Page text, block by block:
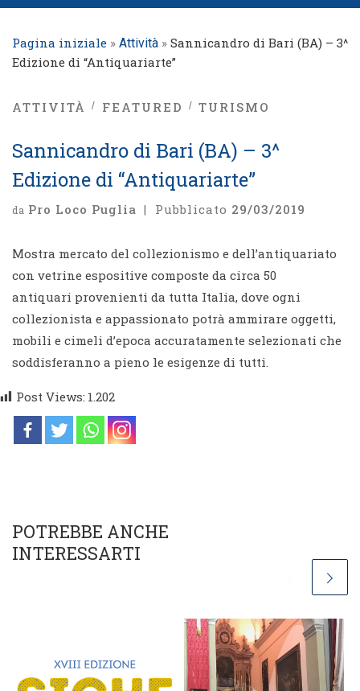
Pagina iniziale » Attività » Sannicandro di Bari (BA) – 3^
Edizione di “Antiquariarte”
ATTIVITÀ FEATURED TURISMO
Sannicandro di Bari (BA) – 3^
Edizione di “Antiquariarte”
da Pro Loco Puglia | Pubblicato 29/03/2019
Mostra mercato del collezionismo e dell’antiquariato
con vetrine espositive composte da circa 50
antiquari provenienti da tutta Italia, dove ogni
collezionista e appassionato potrà ammirare oggetti,
mobili e cimeli d’epoca accuratamente selezionati che
soddisferanno a pieno le esigenze di tutti.
Post Views: 1.202
POTREBBE ANCHE
INTERESSARTI